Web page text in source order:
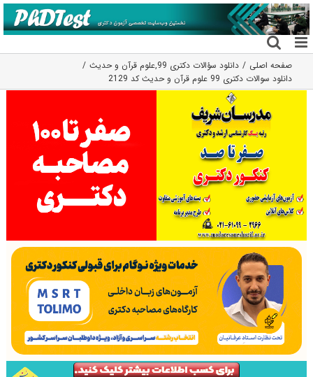
رفتن
به
محتوا
صفحه اصلی دانلود سؤالات دکتری 99 ,علوم قرآن و حدیث
دانلود سوالات دکتری 99 علوم قرآن و حدیث کد 2129